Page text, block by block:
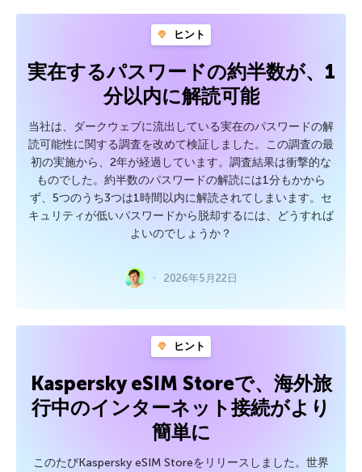
ヒント
実在するパスワードの約半数が、1
分以内に解読可能
当社は、ダークウェブに流出している実在のパスワードの解
読可能性に関する調査を改めて検証しました。この調査の最
初の実施から、2年が経過しています。調査結果は衝撃的な
ものでした。約半数のパスワードの解読には1分もかから
ず、5つのうち3つは1時間以内に解読されてしまいます。セ
キュリティが低いパスワードから脱却するには、どうすれば
よいのでしょうか？
2026年5月22日
ヒント
Kaspersky eSIM Storeで、海外旅
行中のインターネット接続がより
簡単に
このたびKaspersky eSIM Storeをリリースしました。世界